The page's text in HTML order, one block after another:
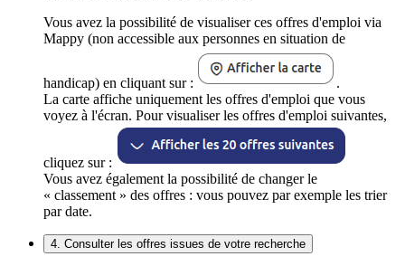
Vous avez la possibilité de visualiser ces offres d'emploi via
Mappy (non accessible aux personnes en situation de
handicap) en cliquant sur :
.
La carte affiche uniquement les offres d'emploi que vous
voyez à l'écran. Pour visualiser les offres d'emploi suivantes,
cliquez sur :
Vous avez également la possibilité de changer le
« classement » des offres : vous pouvez par exemple les trier
par date.
4. Consulter les offres issues de votre recherche